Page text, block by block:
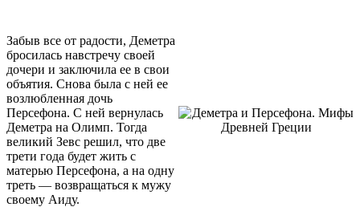
Забыв все от радости, Деметра
бросилась навстречу своей
дочери и заключила ее в свои
объятия. Снова была с ней ее
возлюбленная дочь
Персефона. С ней вернулась
Деметра на Олимп. Тогда
великий Зевс решил, что две
трети года будет жить с
матерью Персефона, а на одну
треть — возвращаться к мужу
своему Аиду.